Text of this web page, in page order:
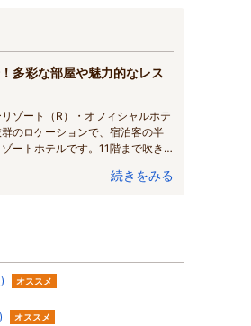
多彩な部屋や魅力的なレス
ゾート（R）・オフィシャルホテ
のロケーションで、宿泊客の半
ートホテルです。11階まで吹き
ルならではの特典を紹介しま
続きをみる
オススメ
オススメ